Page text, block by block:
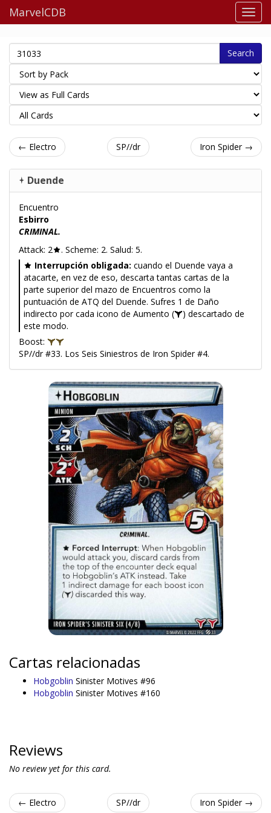
MarvelCDB
Search
← Electro SP//dr Iron Spider →
Duende
Encuentro
Esbirro
CRIMINAL.
Attack: 2
. Scheme: 2. Salud: 5.
Interrupción obligada: cuando el Duende vaya a
atacarte, en vez de eso, descarta tantas cartas de la
parte superior del mazo de Encuentros como la
puntuación de ATQ del Duende. Sufres 1 de Daño
indirecto por cada icono de Aumento (
) descartado de
este modo.
Boost:
SP//dr #33. Los Seis Siniestros de Iron Spider #4.
Cartas relacionadas
Hobgoblin Sinister Motives #96
Hobgoblin Sinister Motives #160
Reviews
No review yet for this card.
← Electro SP//dr Iron Spider →